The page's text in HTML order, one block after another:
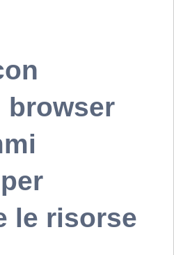
browser
le risorse